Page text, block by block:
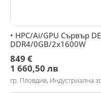
• HPC/Ai/GPU Сървър
DDR4/0GB/2x1600W
849 €
1 660,50 лв
гр. Пловдив, Индустриална